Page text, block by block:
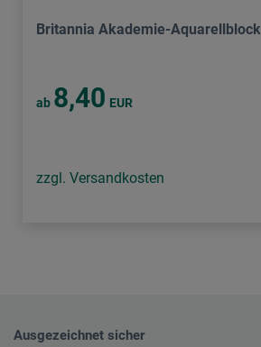
Britannia Akademie-Aquarellblock
ab 8,40 EUR
zzgl. Versandkosten
Ausgezeichnet sicher